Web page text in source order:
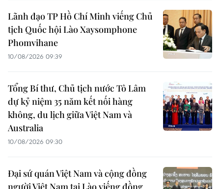
Lãnh đạo TP Hồ Chí Minh viếng Chủ
tịch Quốc hội Lào Xaysomphone
Phomvihane
10/08/2026 09:39
Tổng Bí thư, Chủ tịch nước Tô Lâm
dự kỷ niệm 35 năm kết nối hàng
không, du lịch giữa Việt Nam và
Australia
10/08/2026 09:30
Đại sứ quán Việt Nam và cộng đồng
người Việt Nam tại Lào viếng đồng